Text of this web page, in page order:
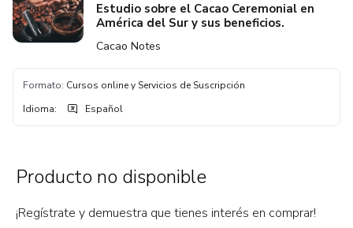
Estudio sobre el Cacao Ceremonial en
América del Sur y sus beneficios.
Cacao Notes
Formato: Cursos online y Servicios de Suscripción
Idioma: Español
Producto no disponible
¡Regístrate y demuestra que tienes interés en comprar!